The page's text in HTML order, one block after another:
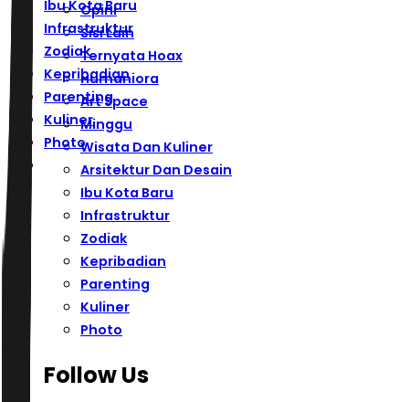
Ibu Kota Baru
Infrastruktur
Zodiak
Kepribadian
Parenting
Kuliner
Photo
Opini
Sisi Lain
Ternyata Hoax
Humaniora
Art Space
Minggu
Wisata Dan Kuliner
Arsitektur Dan Desain
Ibu Kota Baru
Infrastruktur
Zodiak
Kepribadian
Parenting
Kuliner
Photo
Follow Us